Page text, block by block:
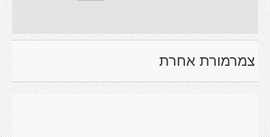
צמרמורת אחרת